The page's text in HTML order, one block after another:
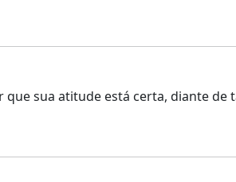
sua atitude está certa, diante de